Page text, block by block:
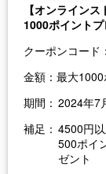
【オンライン
1000ポイントプ
クーポンコード：
金額： 最大1000
期間： 2024年7
補足： 4500円
500ポイ
ゼント